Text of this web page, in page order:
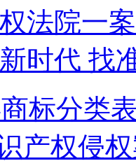
法院一
时代 找
标分类
产权侵